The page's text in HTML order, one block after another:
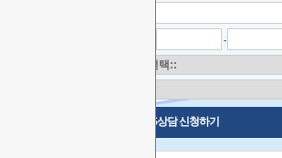
-
무료 SMS상담 신청하기